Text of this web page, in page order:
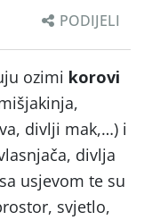
PODIJELI
ozimi korovi
divlji mak,…) i
divlja
usjevom te su
svjetlo,